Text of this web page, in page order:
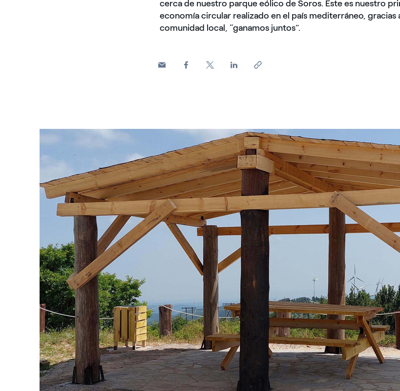
cerca de nuestro parque eólico de Soros. Este es nuestro
economía circular realizado en el país mediterráneo, gracias
comunidad local, “ganamos juntos”.
Pérgola